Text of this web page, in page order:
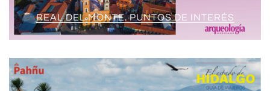
REAL DEL MONTE. PUNTOS DE INTERÉS